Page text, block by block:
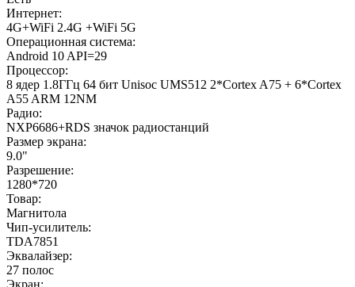
Интернет:
4G+WiFi 2.4G +WiFi 5G
Операционная система:
Android 10 API=29
Процессор:
8 ядер 1.8ГГц 64 бит Unisoc UMS512 2*Cortex A75 + 6*Cortex
A55 ARM 12NM
Радио:
NXP6686+RDS значок радиостанций
Размер экрана:
9.0"
Разрешение:
1280*720
Товар:
Магнитола
Чип-усилитель:
TDA7851
Эквалайзер:
27 полос
Экран: